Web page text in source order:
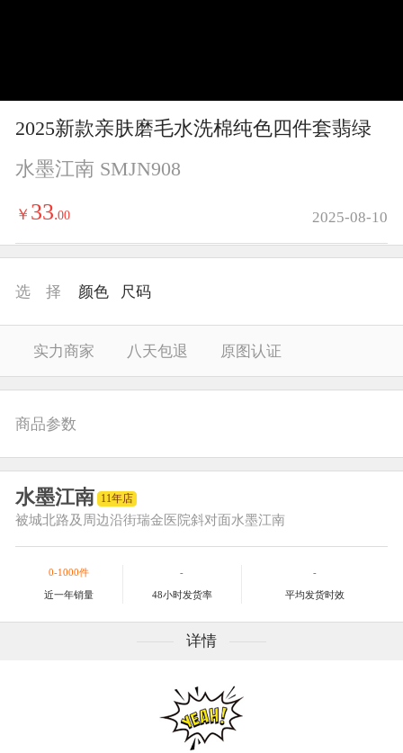
i
2025新款亲肤磨毛水洗棉纯色四件套翡绿
水墨江南 SMJN908
￥ 33.00 2025-08-10
选 择 颜色 尺码
实力商家 八天包退 原图认证
商品参数
水墨江南 11年店
被城北路及周边沿街瑞金医院斜对面水墨江南
0-1000件
近一年销量
-
48小时发货率
-
平均发货时效
详情